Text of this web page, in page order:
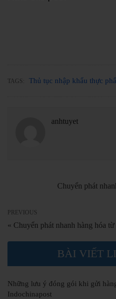
TAGS: Thủ tục nhập khẩu thực
anhtuyet
Chuyển phát
PREVIOUS
« Chuyển phát nhanh hàng hóa
BÀI VIẾT
Những lưu ý đóng gói khi gửi
Indochinapost